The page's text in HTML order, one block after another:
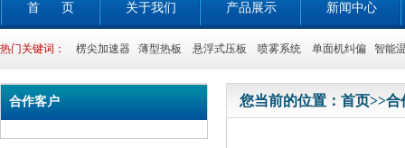
首 页 关于我们 产品展示 新闻中心
热门关键词： 楞尖加速器 薄型热板 悬浮式压板 喷雾系统 单面机纠偏 智能温
合作客户 您当前的位置： 首页>>合